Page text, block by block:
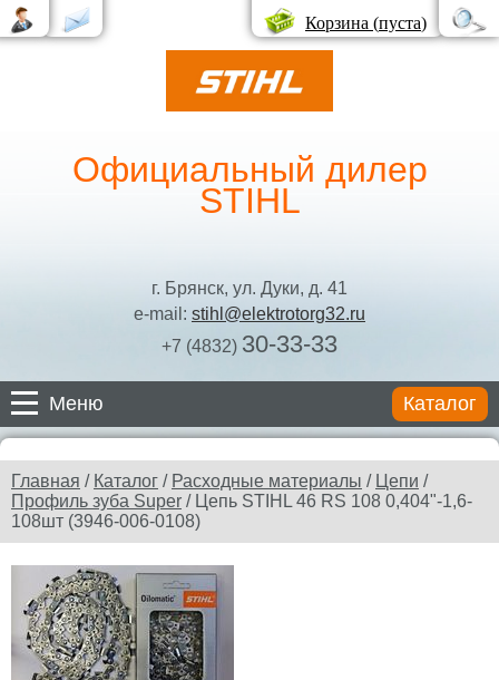
Корзина (пуста)
Официальный дилер
STIHL
г. Брянск, ул. Дуки, д. 41
e-mail: stihl@elektrotorg32.ru
+7 (4832) 30-33-33
Меню Каталог
Каталог
Официальный сайт
Юридическое
Главная / Каталог / Расходные материалы / Цепи /
Профиль зуба Super / Цепь STIHL 46 RS 108 0,404"-1,6-
108шт (3946-006-0108)